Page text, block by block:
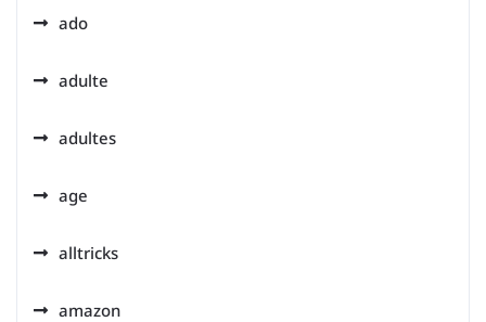
ado
adulte
adultes
age
alltricks
amazon